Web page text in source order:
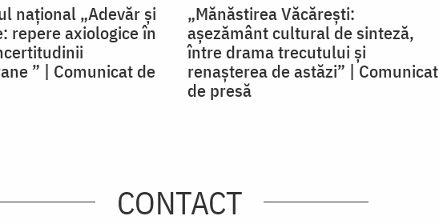
național „Adevăr și
repere axiologice în
” | Comunicat de
„Mănăstirea Văcărești:
așezământ cultural de sinteză,
între drama trecutului și
renașterea de astăzi” | Comunicat
de presă
CONTACT